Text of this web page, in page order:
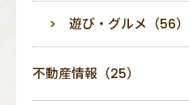
遊び・グルメ（56）
不動産情報（25）